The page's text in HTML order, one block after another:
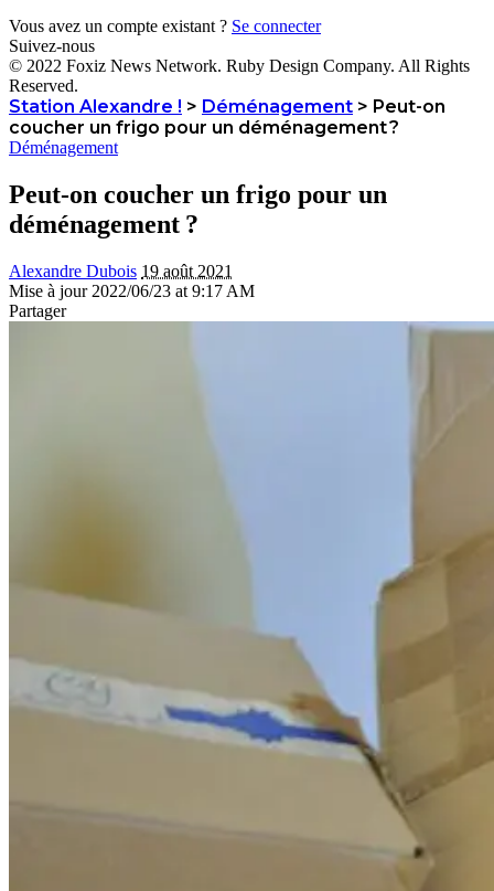
Vous avez un compte existant ? Se connecter
Suivez-nous
© 2022 Foxiz News Network. Ruby Design Company. All Rights
Reserved.
Station Alexandre ! > Déménagement > Peut-on
coucher un frigo pour un déménagement ?
Déménagement
Peut-on coucher un frigo pour un
déménagement ?
Alexandre Dubois 19 août 2021
Mise à jour 2022/06/23 at 9:17 AM
Partager